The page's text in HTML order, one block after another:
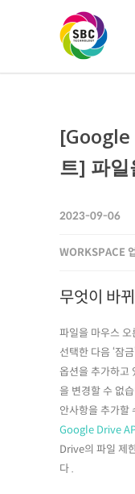
[Google
트] 파일
2023-09-06
WORKSPACE
무엇이 바
파일을 마우스 오
선택한 다음 ‘잠
옵션을 추가하고
을 변경할 수 없
안사항을 추가할
Google Drive
Drive의 파일 제
다 .